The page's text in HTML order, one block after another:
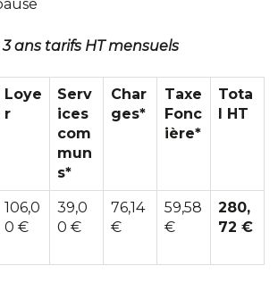
ans tarifs HT mensuels
Loye
r
Serv
ices
com
mun
s*
Char
ges*
Taxe
Fonc
ière*
Tota
l HT
106,0
0 €
39,0
0 €
76,14
€
59,58
€
280,
72 €